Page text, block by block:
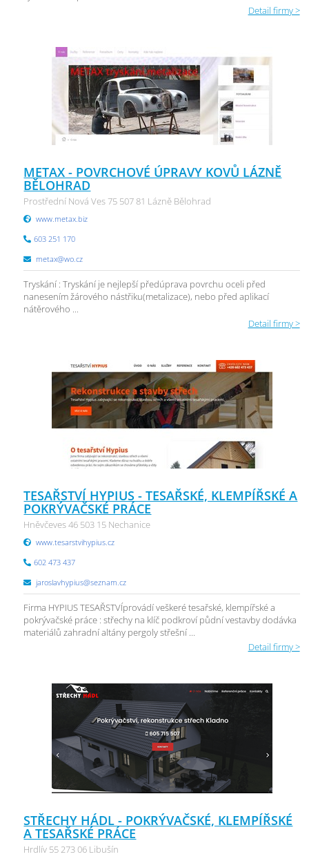
Detail firmy >
METAX - POVRCHOVÉ ÚPRAVY KOVŮ LÁZNĚ
BĚLOHRAD
Prostřední Nová Ves 75 507 81 Lázně Bělohrad
www.metax.biz
603 251 170
metax@wo.cz
Tryskání : Tryskání je nejlepší předúprava povrchu oceli před
nanesením žárového nástřiku(metalizace), nebo před aplikací
nátěrového ...
Detail firmy >
TESAŘSTVÍ HYPIUS - TESAŘSKÉ, KLEMPÍŘSKÉ A
POKRÝVAČSKÉ PRÁCE
Hněvčeves 46 503 15 Nechanice
www.tesarstvihypius.cz
602 473 437
jaroslavhypius@seznam.cz
Firma HYPIUS TESAŘSTVÍprovádí veškeré tesařské, klempířské a
pokrývačské práce : střechy na klíč podkroví půdní vestavby dodávka
materiálů zahradní altány pergoly střešní ...
Detail firmy >
STŘECHY HÁDL - POKRÝVAČSKÉ, KLEMPÍŘSKÉ
A TESAŘSKÉ PRÁCE
Hrdlív 55 273 06 Libušín